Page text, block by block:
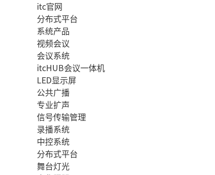
itc官网
分布式平台
系统产品
视频会议
会议系统
itcHUB会议一体机
LED显示屏
公共广播
专业扩声
信号传输管理
录播系统
中控系统
分布式平台
舞台灯光